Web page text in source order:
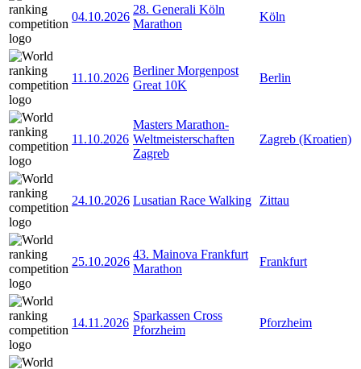
04.10.2026
28. Generali Köln
Marathon
Köln
11.10.2026
Berliner Morgenpost
Great 10K
Berlin
11.10.2026
Masters Marathon-
Weltmeisterschaften
Zagreb
Zagreb (Kroatien)
24.10.2026 Lusatian Race Walking Zittau
25.10.2026
43. Mainova Frankfurt
Marathon
Frankfurt
14.11.2026
Sparkassen Cross
Pforzheim
Pforzheim